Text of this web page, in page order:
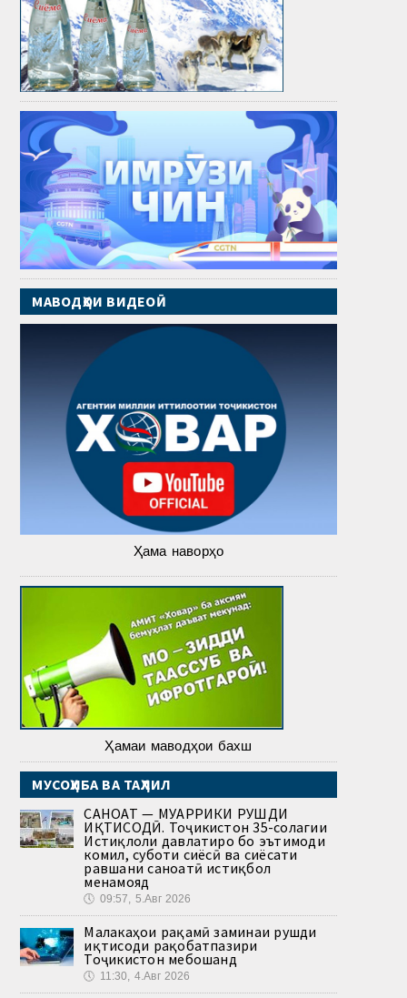
МАВОДҲОИ ВИДЕОӢ
Ҳама наворҳо
Ҳамаи маводҳои бахш
МУСОҲИБА ВА ТАҲЛИЛ
САНОАТ — МУҲАРРИКИ РУШДИ
ИҚТИСОДӢ. Тоҷикистон 35-солагии
Истиқлоли давлатиро бо эътимоди
комил, суботи сиёсӣ ва сиёсати
равшани саноатӣ истиқбол
менамояд
🕔 09:57, 5.Авг 2026
Малакаҳои рақамӣ заминаи рушди
иқтисоди рақобатпазири
Тоҷикистон мебошанд
🕔 11:30, 4.Авг 2026